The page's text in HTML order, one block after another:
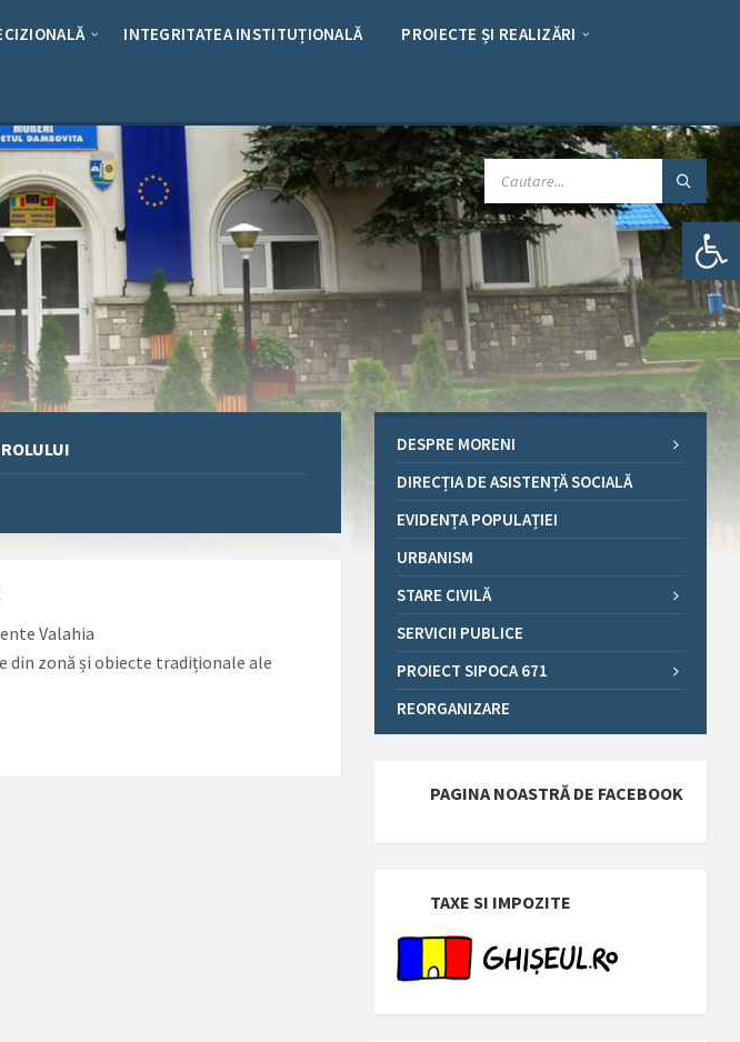
Deschide bara de unelte
INTEGRITATEA INSTITUȚIONALĂ PROIECTE ȘI REALIZĂRI
CAUTARE:
Valahia
din zonă și obiecte tradiționale ale
DESPRE MORENI
DIRECȚIA DE ASISTENȚĂ SOCIALĂ
EVIDENȚA POPULAȚIEI
URBANISM
STARE CIVILĂ
SERVICII PUBLICE
PROIECT SIPOCA 671
REORGANIZARE
PAGINA NOASTRĂ DE FACEBOOK
TAXE SI IMPOZITE